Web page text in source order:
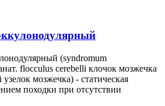
(syndromum
flocculus cerebelli клочок мозжечка
мозжечка) - статическая
походки при отсутствии